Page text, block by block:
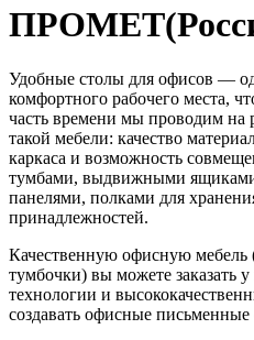
Удобные столы для офисов —
комфортного рабочего места,
часть времени мы проводим на
такой мебели: качество
каркаса и возможность
тумбами, выдвижными
панелями, полками для
принадлежностей.
Качественную офисную мебель
тумбочки) вы можете заказать
технологии и
создавать офисные письменные